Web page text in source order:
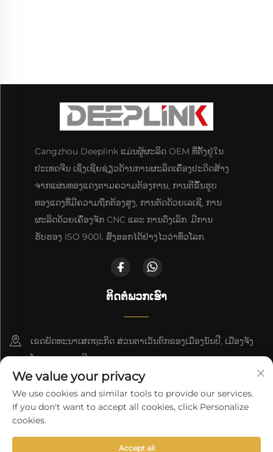
Cangzhou Deeplink ແມ່ນຜູ້ຜະລິດ OEM ທີ່ຕັ້ງຢູ່ໃນ
ປະເທດຈີນ ເຊິ່ງເຊີຍຊ່ຽວດ້ານການຜະລິດເຄື່ອງປະດິດສ້າງ
ຈາກແຜ່ນທອງແດງຕາມຄວາມຕ້ອງການ, ການຕີຂຶ້ນຮູບ
ທອງແດງທີ່ມີຄວາມຖືກຕ້ອງສູງ, ການຕັດດ້ວຍເລເຊີ, ການ
ຜະລິດດ້ວຍເຄື່ອງຈັກ CNC ແລະ ການດຶງເລິກ. ມີການ
ຮັບຮອງ ISO 9001. ສົ່ງອອກໄດ້ຢ່າງໄວວ່າທົ່ວໂລກ.
ຕິດຕໍ່ພວກເຮົາ
ເຂດພັດທະນາເສດຖະກິດ ສ່ວນຕາເວັນຕົກຂອງເມືອງນັນປີ, ເມືອງຈັງ
ໂຈວ, ແຂວງເຫຫີ
+86-18617745678
[email protected]
We value your privacy
We use cookies and similar tools to provide our services.
If you don't want to accept all cookies, click Personalize
cookies.
Accept all